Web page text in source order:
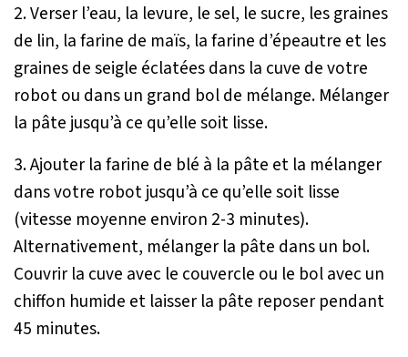
2. Verser l’eau, la levure, le sel, le sucre, les graines
de lin, la farine de maïs, la farine d’épeautre et les
graines de seigle éclatées dans la cuve de votre
robot ou dans un grand bol de mélange. Mélanger
la pâte jusqu’à ce qu’elle soit lisse.
3. Ajouter la farine de blé à la pâte et la mélanger
dans votre robot jusqu’à ce qu’elle soit lisse
(vitesse moyenne environ 2-3 minutes).
Alternativement, mélanger la pâte dans un bol.
Couvrir la cuve avec le couvercle ou le bol avec un
chiffon humide et laisser la pâte reposer pendant
45 minutes.